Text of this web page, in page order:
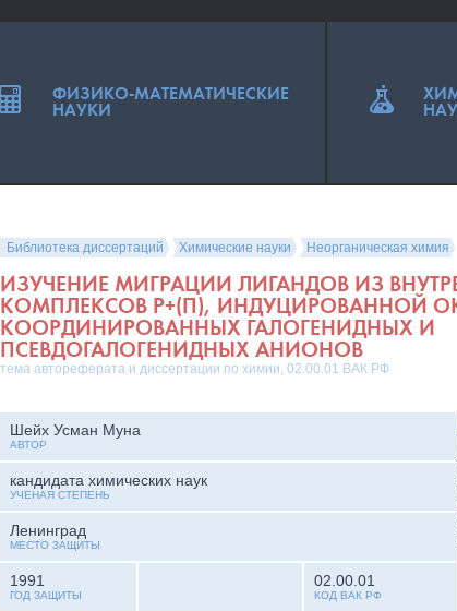
Библиотека диссертаций Химические науки Неорганическая химия
ИЗУЧЕНИЕ МИГРАЦИИ ЛИГАНДОВ ИЗ
КОМПЛЕКСОВ Р+(П), ИНДУЦИРОВАННОЙ
КООРДИНИРОВАННЫХ ГАЛОГЕНИДНЫХ И
ПСЕВДОГАЛОГЕНИДНЫХ АНИОНОВ
тема автореферата и диссертации по химии, 02.00.01 ВАК РФ
Шейх Усман Муна
АВТОР
кандидата химических наук
УЧЕНАЯ СТЕПЕНЬ
Ленинград
МЕСТО ЗАЩИТЫ
1991
ГОД ЗАЩИТЫ
02.00.01
КОД ВАК РФ
ФИЗИКО-МАТЕМАТИЧЕСКИЕ
НАУКИ